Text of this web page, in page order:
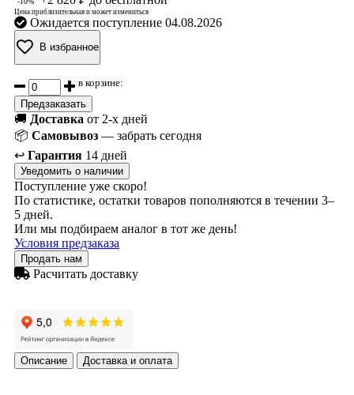
Цена приблизительная и может измениться
Ожидается поступление 04.08.2026
В избранное
в корзине:
Предзаказать
🚚 Доставка от 2-х дней
📦 Самовывоз — забрать сегодня
↩️ Гарантия 14 дней
Уведомить о наличии
Поступление уже скоро!
По статистике, остатки товаров пополняются в течении 3–
5 дней.
Или мы подбираем аналог в тот же день!
Условия предзаказа
Продать нам
Расчитать доставку
Описание Доставка и оплата